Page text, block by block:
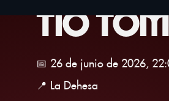
TIO
📅 26 de junio de 2026,
📍 La Dehesa